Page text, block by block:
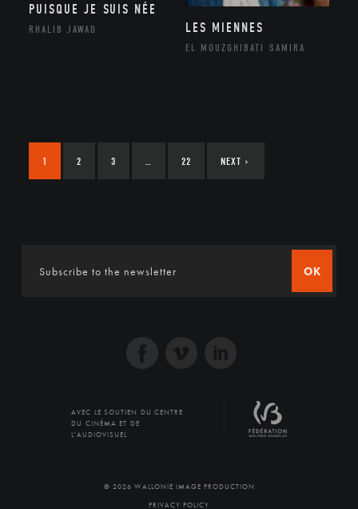
PUISQUE JE SUIS NÉE
RHALIB JAWAD LES MIENNES
EL MOUZGHIBATI SAMIRA
1 2 3 … 22 NEXT ›
OK
AVEC LE SOUTIEN DU CENTRE
DU CINÉMA ET DE
L'AUDIOVISUEL
© 2026 WALLONIE IMAGE PRODUCTION
PRIVACY POLICY